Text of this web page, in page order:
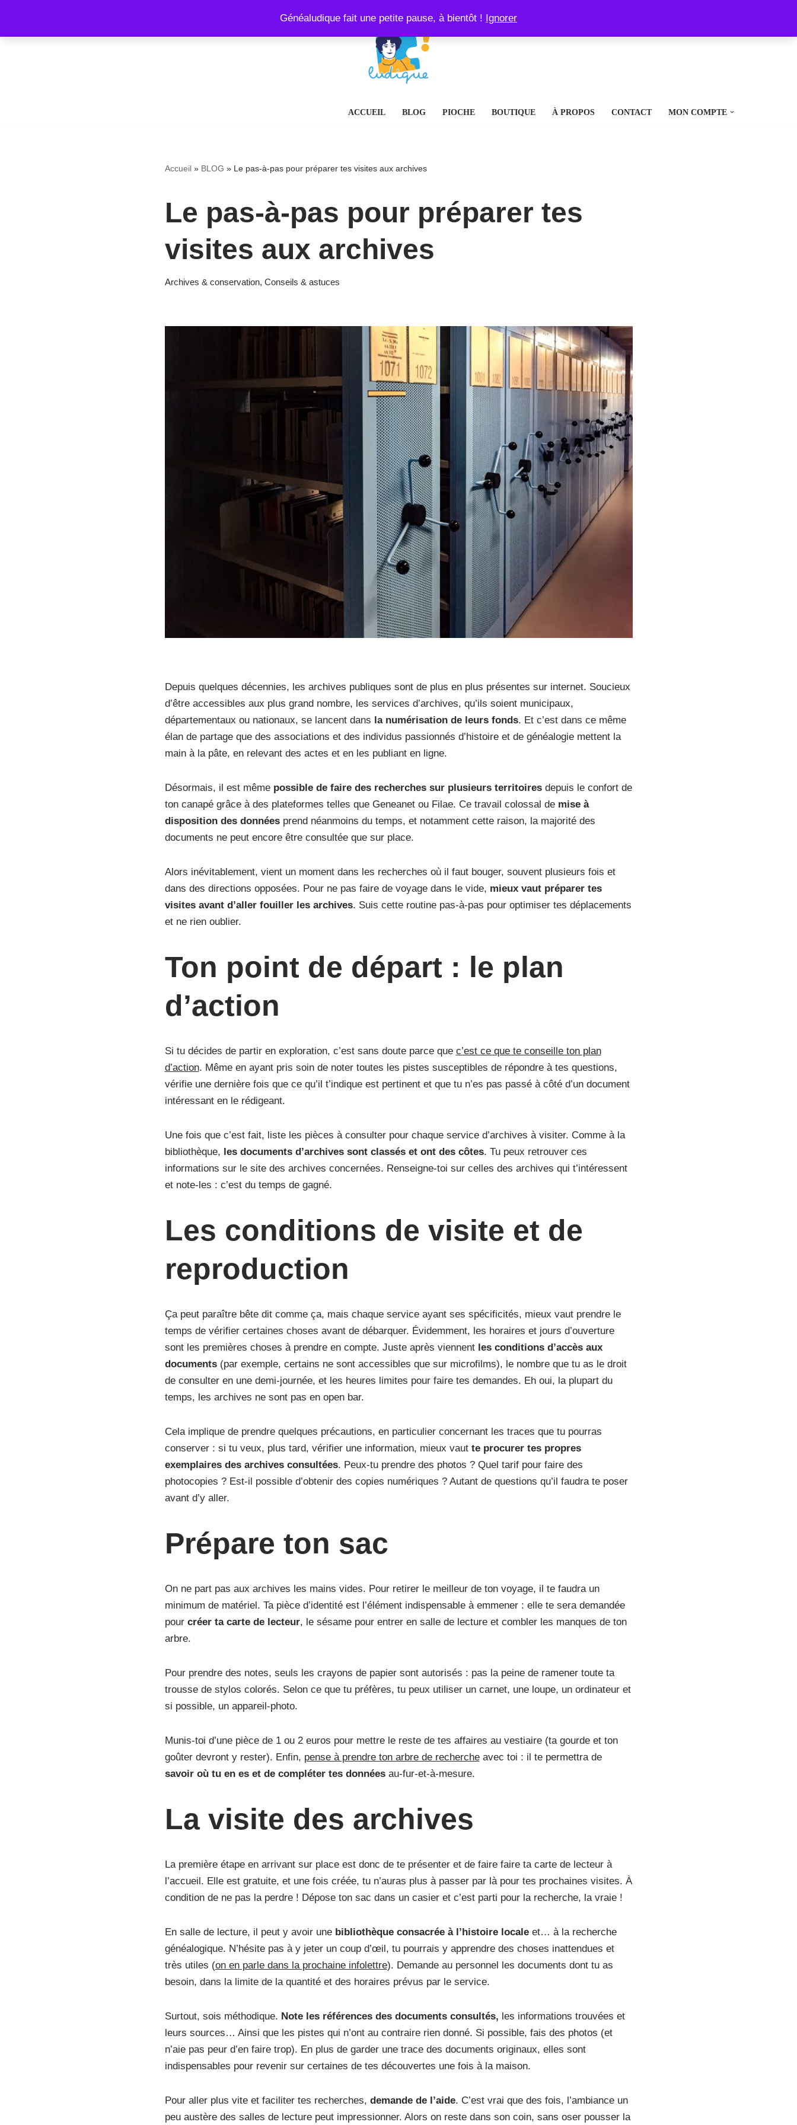
Généaludique fait une petite pause, à bientôt ! Ignorer
ACCUEIL BLOG PIOCHE BOUTIQUE À PROPOS CONTACT MON COMPTE
Accueil» BLOG » Le pas-à-pas pour préparer tes visites aux archives
Le pas-à-pas pour préparer tes
visites aux archives
Archives & conservation, Conseils & astuces
Depuis quelques décennies, les archives publiques sont de plus en plus présentes sur internet. Soucieux
d’être accessibles aux plus grand nombre, les services d’archives, qu’ils soient municipaux,
départementaux ou nationaux, se lancent dans la numérisation de leurs fonds. Et c’est dans ce même
élan de partage que des associations et des individus passionnés d’histoire et de généalogie mettent la
main à la pâte, en relevant des actes et en les publiant en ligne.
Désormais, il est même possible de faire des recherches sur plusieurs territoiresdepuis le confort de
ton canapé grâce à des plateformes telles que Geneanet ou Filae. Ce travail colossal de mise à
disposition des donnéesprend néanmoins du temps, et notamment cette raison, la majorité des
documents ne peut encore être consultée que sur place.
Alors inévitablement, vient un moment dans les recherches où il faut bouger, souvent plusieurs fois et
dans des directions opposées. Pour ne pas faire de voyage dans le vide, mieux vaut préparer tes
visites avant d’aller fouiller les archives. Suis cette routine pas-à-pas pour optimiser tes déplacements
et ne rien oublier.
Ton point de départ : le plan
d’action
Si tu décides de partir en exploration, c’est sans doute parce que c’est ce que te conseille ton plan
d’action. Même en ayant pris soin de noter toutes les pistes susceptibles de répondre à tes questions,
vérifie une dernière fois que ce qu’il t’indique est pertinent et que tu n’es pas passé à côté d’un document
intéressant en le rédigeant.
Une fois que c’est fait, liste les pièces à consulter pour chaque service d’archives à visiter. Comme à la
bibliothèque, les documents d’archives sont classés et ont des côtes. Tu peux retrouver ces
informations sur le site des archives concernées. Renseigne-toi sur celles des archives qui t’intéressent
et note-les : c’est du temps de gagné.
Les conditions de visite et de
reproduction
Ça peut paraître bête dit comme ça, mais chaque service ayant ses spécificités, mieux vaut prendre le
temps de vérifier certaines choses avant de débarquer. Évidemment, les horaires et jours d’ouverture
sont les premières choses à prendre en compte. Juste après viennent les conditions d’accès aux
documents (par exemple, certains ne sont accessibles que sur microfilms), le nombre que tu as le droit
de consulter en une demi-journée, et les heures limites pour faire tes demandes. Eh oui, la plupart du
temps, les archives ne sont pas en open bar.
Cela implique de prendre quelques précautions, en particulier concernant les traces que tu pourras
conserver : si tu veux, plus tard, vérifier une information, mieux vaut te procurer tes propres
exemplaires des archives consultées. Peux-tu prendre des photos ? Quel tarif pour faire des
photocopies ? Est-il possible d’obtenir des copies numériques ? Autant de questions qu’il faudra te poser
avant d’y aller.
Prépare ton sac
On ne part pas aux archives les mains vides. Pour retirer le meilleur de ton voyage, il te faudra un
minimum de matériel. Ta pièce d’identité est l’élément indispensable à emmener : elle te sera demandée
pourcréer ta carte de lecteur, le sésame pour entrer en salle de lecture et combler les manques de ton
arbre.
Pour prendre des notes, seuls les crayons de papier sont autorisés : pas la peine de ramener toute ta
trousse de stylos colorés. Selon ce que tu préfères, tu peux utiliser un carnet, une loupe, un ordinateur et
si possible, un appareil-photo.
Munis-toi d’une pièce de 1 ou 2 euros pour mettre le reste de tes affaires au vestiaire (ta gourde et ton
goûter devront y rester). Enfin, pense à prendre ton arbre de rechercheavec toi : il te permettra de
savoir où tu en es et de compléter tes données au-fur-et-à-mesure.
La visite des archives
La première étape en arrivant sur place est donc de te présenter et de faire faire ta carte de lecteur à
l’accueil. Elle est gratuite, et une fois créée, tu n’auras plus à passer par là pour tes prochaines visites. À
condition de ne pas la perdre ! Dépose ton sac dans un casier et c’est parti pour la recherche, la vraie !
En salle de lecture, il peut y avoir une bibliothèque consacrée à l’histoire localeet… à la recherche
généalogique. N’hésite pas à y jeter un coup d’œil, tu pourrais y apprendre des choses inattendues et
très utiles (on en parle dans la prochaine infolettre). Demande au personnel les documents dont tu as
besoin, dans la limite de la quantité et des horaires prévus par le service.
Surtout, sois méthodique. Note les références des documents consultés, les informations trouvées et
leurs sources… Ainsi que les pistes qui n’ont au contraire rien donné. Si possible, fais des photos (et
n’aie pas peur d’en faire trop). En plus de garder une trace des documents originaux, elles sont
indispensables pour revenir sur certaines de tes découvertes une fois à la maison.
Pour aller plus vite et faciliter tes recherches, demande de l’aide. C’est vrai que des fois, l’ambiance un
peu austère des salles de lecture peut impressionner. Alors on reste dans son coin, sans oser pousser la